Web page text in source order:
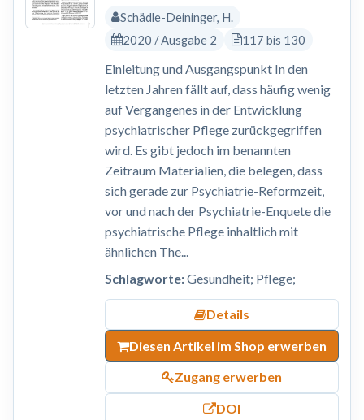
Schädle-Deininger, H.
2020 / Ausgabe 2
117 bis 130
Einleitung und Ausgangspunkt In den
letzten Jahren fällt auf, dass häufig wenig
auf Vergangenes in der Entwicklung
psychiatrischer Pflege zurückgegriffen
wird. Es gibt jedoch im benannten
Zeitraum Materialien, die belegen, dass
sich gerade zur Psychiatrie-Reformzeit,
vor und nach der Psychiatrie-Enquete die
psychiatrische Pflege inhaltlich mit
ähnlichen The...
Schlagworte:Gesundheit; Pflege;
Details
Diesen Artikel im Shop erwerben
Zugang erwerben
DOI